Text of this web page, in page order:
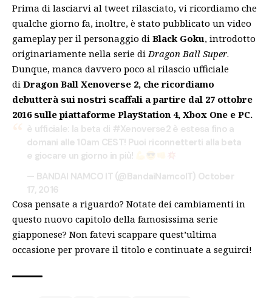
Prima di lasciarvi al tweet rilasciato, vi ricordiamo che
qualche giorno fa, inoltre, è stato pubblicato un video
gameplay per il personaggio di Black Goku, introdotto
originariamente nella serie diDragon Ball Super.
Dunque, manca davvero poco al rilascio ufficiale
di Dragon Ball Xenoverse 2, che ricordiamo
debutterà sui nostri scaffali a partire dal 27 ottobre
2016 sulle piattaforme PlayStation 4, Xbox One e PC.
è ufficiale: la beta di #Xenoverse2 è estesa fino a
domani alle 10am CEST! Puoi riconnetterti alla beta
e giocare un giorno in più!
— BANDAI NAMCO IT (@BandaiNamcoIT) October
17, 2016
Cosa pensate a riguardo? Notate dei cambiamenti in
questo nuovo capitolo della famosissima serie
giapponese? Non fatevi scappare quest’ultima
occasione per provare il titolo e continuate a seguirci!